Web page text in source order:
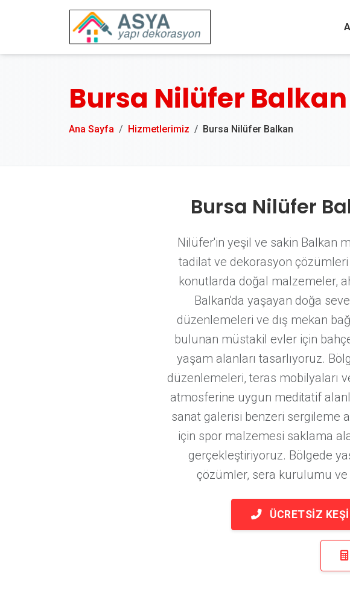
Bursa Nilüfer
Ana Sayfa Hizmetlerimiz Bursa Nilüfer Balkan
Bursa Nilüfer
Nilüfer'in yeşil ve sakin Balkan
tadilat ve dekorasyon çözümleri
konutlarda doğal malzemeler,
Balkan'da yaşayan doğa
düzenlemeleri ve dış mekan
bulunan müstakil evler için
yaşam alanları tasarlıyoruz.
düzenlemeleri, teras mobilyaları
atmosferine uygun meditatif
sanat galerisi benzeri sergileme
için spor malzemesi saklama
gerçekleştiriyoruz. Bölgede
çözümler, sera kurulumu
ÜCRETSIZ